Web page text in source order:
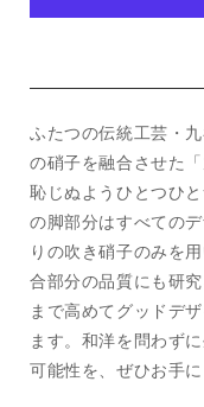
中
ロ
ー
バ
ー
ブ
ル
ー
の
数
中
ロ
ー
バ
ー
ブ
ル
ー
の
数
ふたつの伝統工芸・
の硝子を融合させた
恥じぬようひとつひ
の脚部分はすべての
りの吹き硝子のみを
合部分の品質にも研
まで高めてグッドデ
ます。和洋を問わず
可能性を、ぜひお手